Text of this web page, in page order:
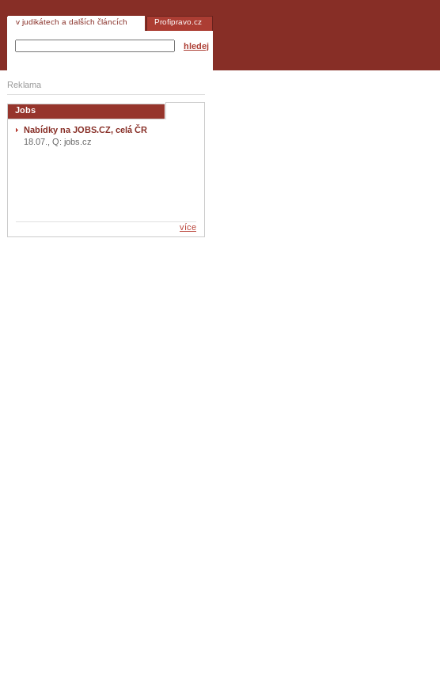
v judikátech a dalších článcích Profipravo.cz
hledej
Reklama
Jobs
Nabídky na JOBS.CZ, celá ČR
18.07., Q: jobs.cz
více